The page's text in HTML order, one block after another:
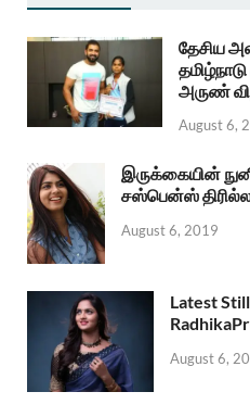
தேசிய
அருண்
August 6,
இருக்கையின்
சஸ்பென்ஸ்
August 6, 2019
Latest
August 6,